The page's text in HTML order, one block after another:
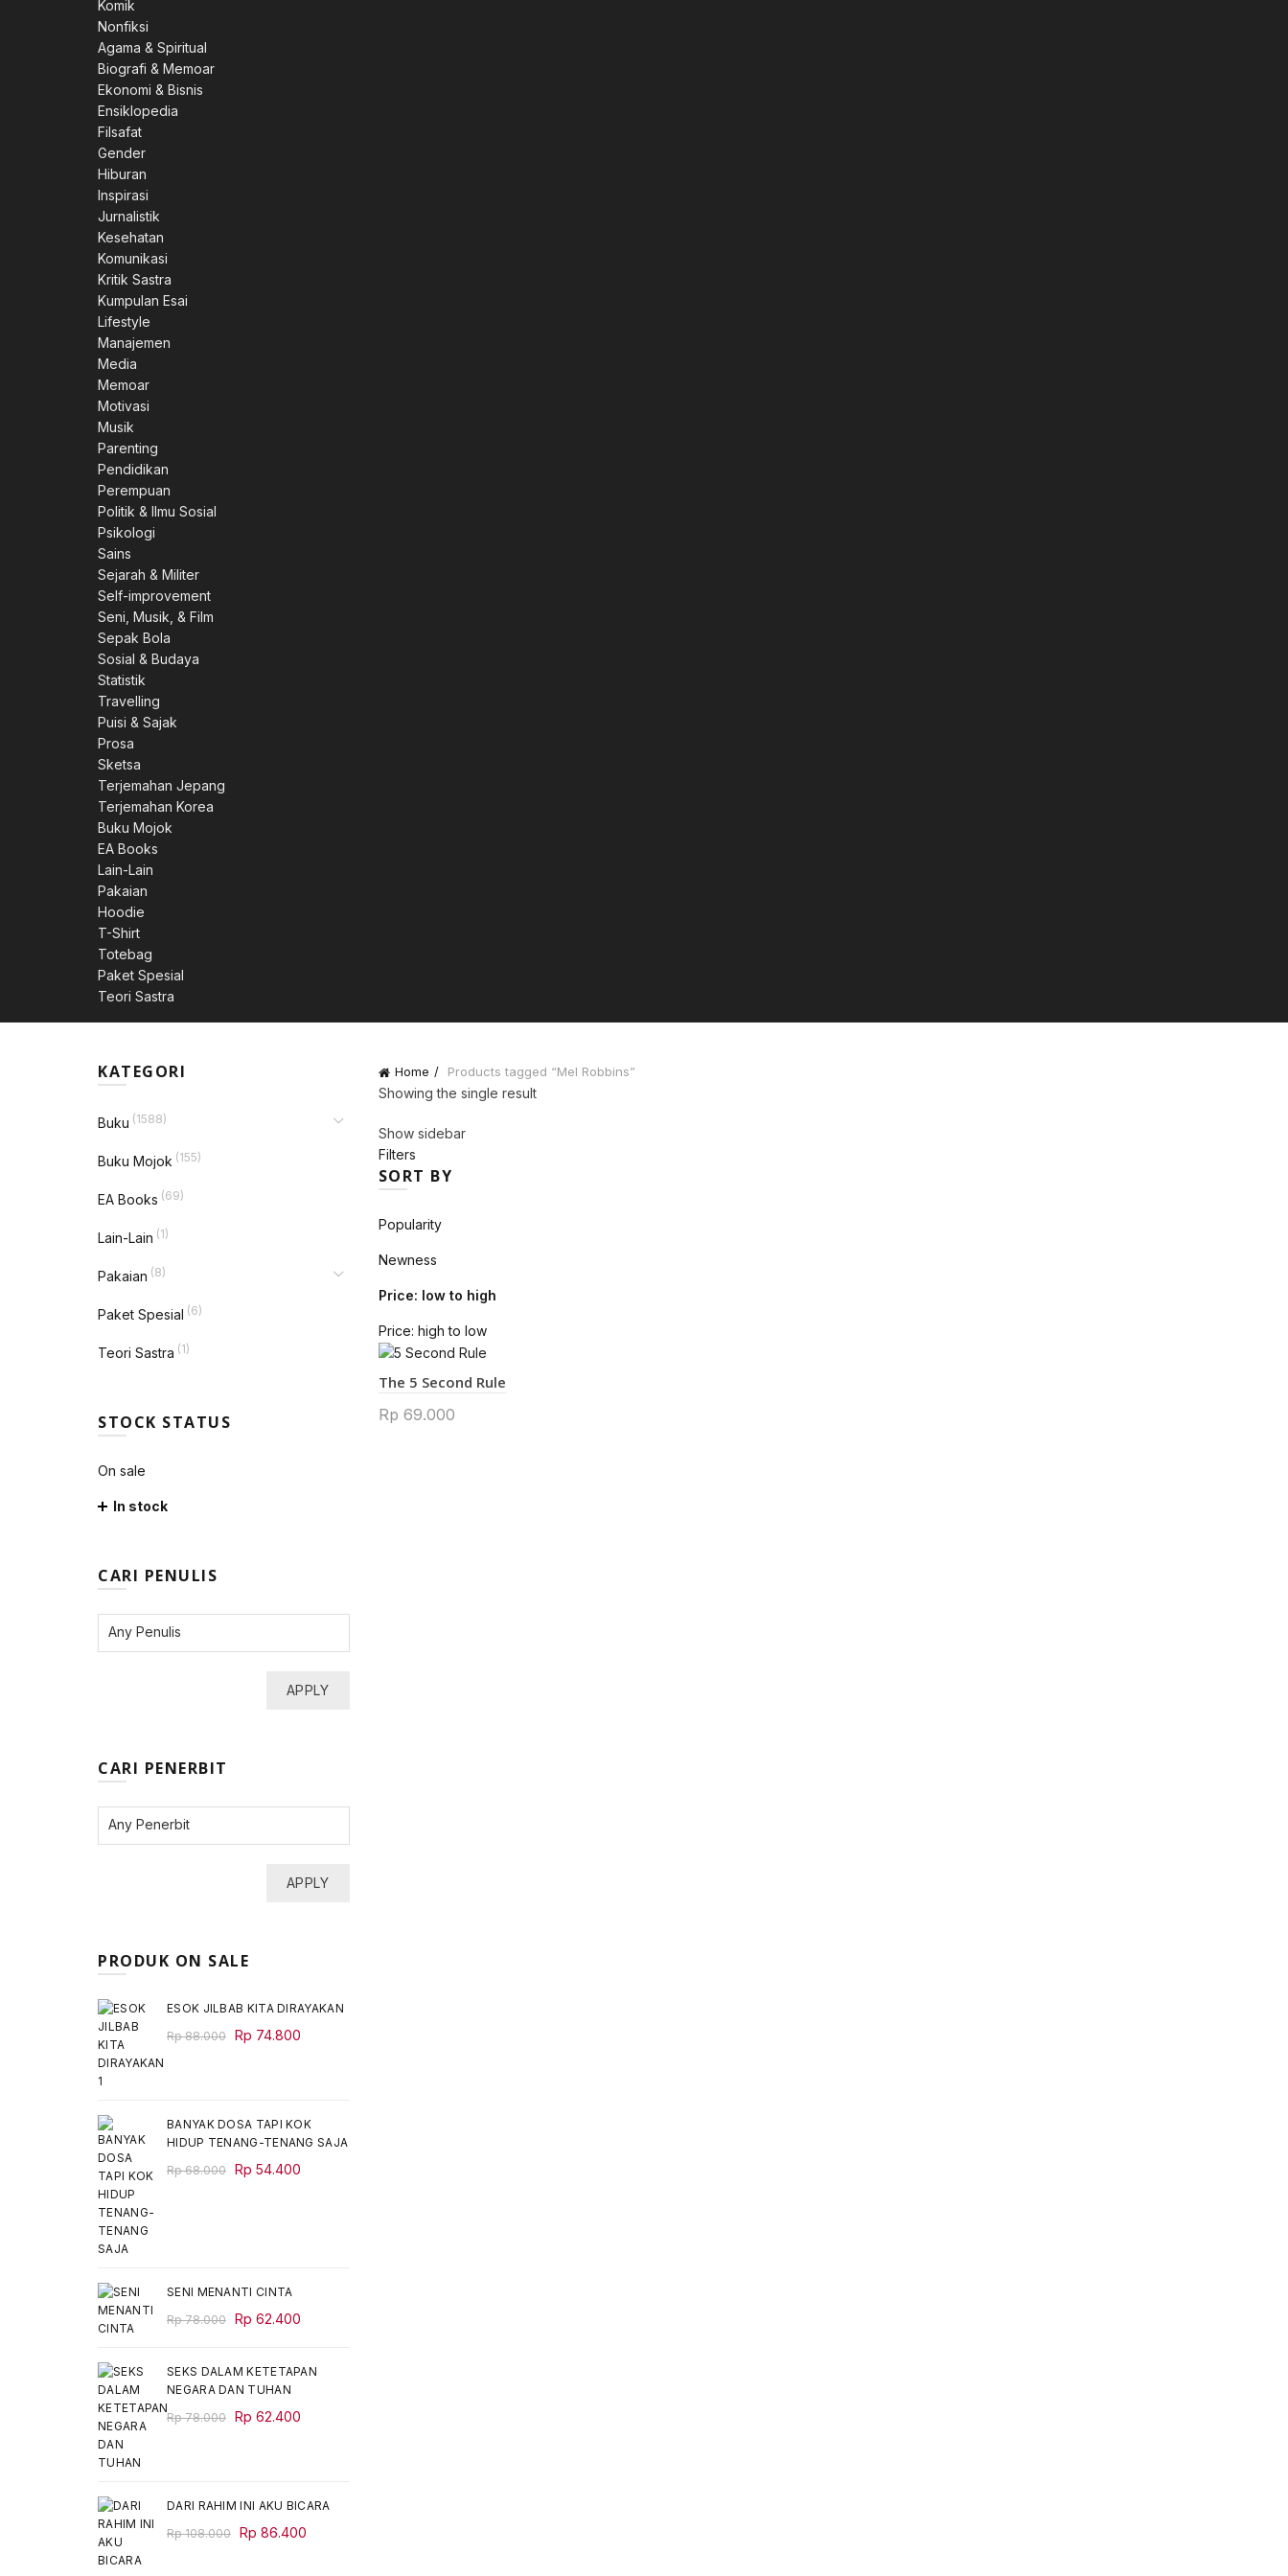
Komik
Nonfiksi
Agama & Spiritual
Biografi & Memoar
Ekonomi & Bisnis
Ensiklopedia
Filsafat
Gender
Hiburan
Inspirasi
Jurnalistik
Kesehatan
Komunikasi
Kritik Sastra
Kumpulan Esai
Lifestyle
Manajemen
Media
Memoar
Motivasi
Musik
Parenting
Pendidikan
Perempuan
Politik & Ilmu Sosial
Psikologi
Sains
Sejarah & Militer
Self-improvement
Seni, Musik, & Film
Sepak Bola
Sosial & Budaya
Statistik
Travelling
Puisi & Sajak
Prosa
Sketsa
Terjemahan Jepang
Terjemahan Korea
Buku Mojok
EA Books
Lain-Lain
Pakaian
Hoodie
T-Shirt
Totebag
Paket Spesial
Teori Sastra
Home Products tagged “Mel Robbins”
Showing the single result
Show sidebar
Filters
SORT BY
Popularity
Newness
Price: low to high
Price: high to low
The 5 Second Rule
Rp 69.000
KATEGORI
Buku (1588)
Buku Mojok (155)
EA Books (69)
Lain-Lain (1)
Pakaian (8)
Paket Spesial (6)
Teori Sastra (1)
STOCK STATUS
On sale
In stock
CARI PENULIS
APPLY
CARI PENERBIT
APPLY
PRODUK ON SALE
ESOK JILBAB KITA DIRAYAKAN
Rp88.000 Original
Rp 74.800
BANYAK DOSA TAPI KOK
HIDUP TENANG-TENANG SAJA
Rp68.000 Original
Rp 54.400
SENI MENANTI CINTA
Rp78.000 Original
Rp 78.000.
Rp 62.400
Rp 62.400.
SEKS DALAM KETETAPAN
NEGARA DAN TUHAN
Rp78.000 Original
Rp 62.400
DARI RAHIM INI AKU BICARA
Rp108.000 Original
Rp 86.400